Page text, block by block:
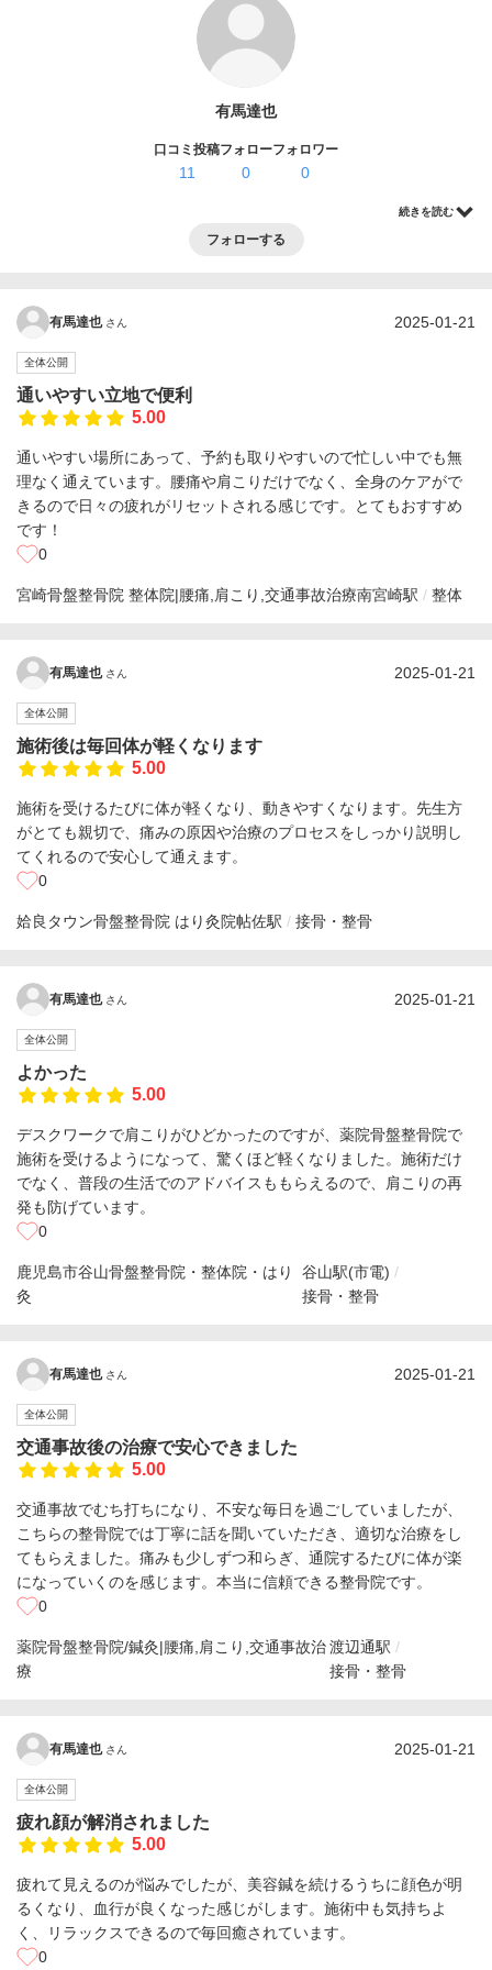
有馬達也
口コミ投稿
11
フォロー
0
フォロワー
0
続きを読む
フォローする
有馬達也 さん 2025-01-21
全体公開
通いやすい立地で便利
5.00
通いやすい場所にあって、予約も取りやすいので忙しい中でも無
理なく通えています。腰痛や肩こりだけでなく、全身のケアがで
きるので日々の疲れがリセットされる感じです。とてもおすすめ
です！
0
宮崎骨盤整骨院 整体院|腰痛,肩こり,交通事故治療南宮崎駅 整体
有馬達也 さん 2025-01-21
全体公開
施術後は毎回体が軽くなります
5.00
施術を受けるたびに体が軽くなり、動きやすくなります。先生方
がとても親切で、痛みの原因や治療のプロセスをしっかり説明し
てくれるので安心して通えます。
0
姶良タウン骨盤整骨院 はり灸院帖佐駅 接骨・整骨
有馬達也 さん 2025-01-21
全体公開
よかった
5.00
デスクワークで肩こりがひどかったのですが、薬院骨盤整骨院で
施術を受けるようになって、驚くほど軽くなりました。施術だけ
でなく、普段の生活でのアドバイスももらえるので、肩こりの再
発も防げています。
0
鹿児島市谷山骨盤整骨院・整体院・はり
灸
谷山駅(市電)
接骨・整骨
有馬達也 さん 2025-01-21
全体公開
交通事故後の治療で安心できました
5.00
交通事故でむち打ちになり、不安な毎日を過ごしていましたが、
こちらの整骨院では丁寧に話を聞いていただき、適切な治療をし
てもらえました。痛みも少しずつ和らぎ、通院するたびに体が楽
になっていくのを感じます。本当に信頼できる整骨院です。
0
薬院骨盤整骨院/鍼灸|腰痛,肩こり,交通事故治
療
渡辺通駅
接骨・整骨
有馬達也 さん 2025-01-21
全体公開
疲れ顔が解消されました
5.00
疲れて見えるのが悩みでしたが、美容鍼を続けるうちに顔色が明
るくなり、血行が良くなった感じがします。施術中も気持ちよ
く、リラックスできるので毎回癒されています。
0